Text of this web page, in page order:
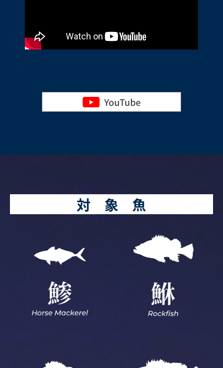
対 象 魚